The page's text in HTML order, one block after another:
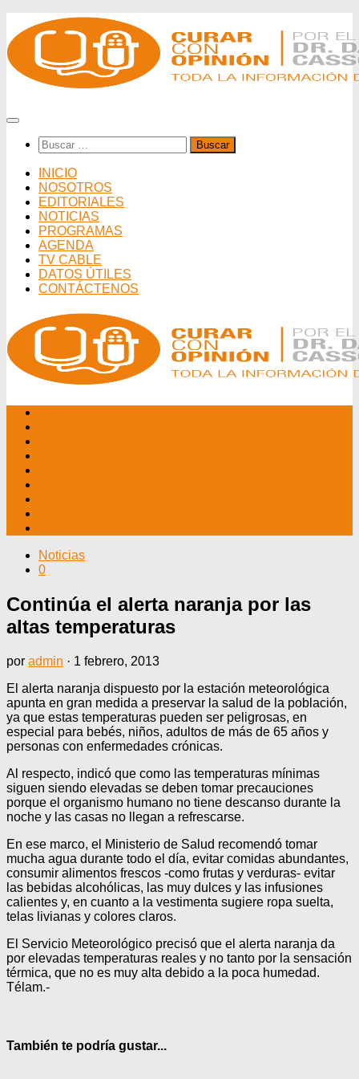
al
contenido
Buscar:
INICIO
NOSOTROS
EDITORIALES
NOTICIAS
PROGRAMAS
AGENDA
TV CABLE
DATOS ÚTILES
CONTÁCTENOS
Noticias
0
Continúa el alerta naranja por las
altas temperaturas
por admin · 1 febrero, 2013
El alerta naranja dispuesto por la estación meteorológica
apunta en gran medida a preservar la salud de la población,
ya que estas temperaturas pueden ser peligrosas, en
especial para bebés, niños, adultos de más de 65 años y
personas con enfermedades crónicas.
Al respecto, indicó que como las temperaturas mínimas
siguen siendo elevadas se deben tomar precauciones
porque el organismo humano no tiene descanso durante la
noche y las casas no llegan a refrescarse.
En ese marco, el Ministerio de Salud recomendó tomar
mucha agua durante todo el día, evitar comidas abundantes,
consumir alimentos frescos -como frutas y verduras- evitar
las bebidas alcohólicas, las muy dulces y las infusiones
calientes y, en cuanto a la vestimenta sugiere ropa suelta,
telas livianas y colores claros.
El Servicio Meteorológico precisó que el alerta naranja da
por elevadas temperaturas reales y no tanto por la sensación
térmica, que no es muy alta debido a la poca humedad.
Télam.-
También te podría gustar...